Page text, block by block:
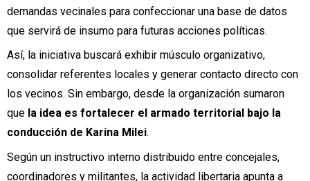
demandas vecinales para confeccionar una base de datos
que servirá de insumo para futuras acciones políticas.
Así, la iniciativa buscará exhibir músculo organizativo,
consolidar referentes locales y generar contacto directo con
los vecinos. Sin embargo, desde la organización sumaron
que la idea es fortalecer el armado territorial bajo la
conducción de Karina Milei.
Según un instructivo interno distribuido entre concejales,
coordinadores y militantes, la actividad libertaria apunta a